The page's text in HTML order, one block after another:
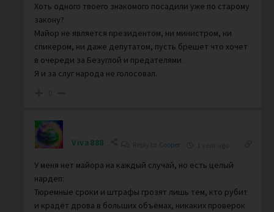
Хоть одного твоего знакомого посадили уже по старому
закону?
Майор не является президентом, ни министром, ни
спикером, ни даже депутатом, пусть брешет что хочет
в очереди за Безуглой и предателями.
Я и за слуг народа не голосовал.
Viva888 Cooper
У меня нет майора на каждый случай, но есть целый
нардеп:
Тюремные сроки и штрафы грозят лишь тем, кто рубит
и крадёт дрова в больших объёмах, никаких проверок